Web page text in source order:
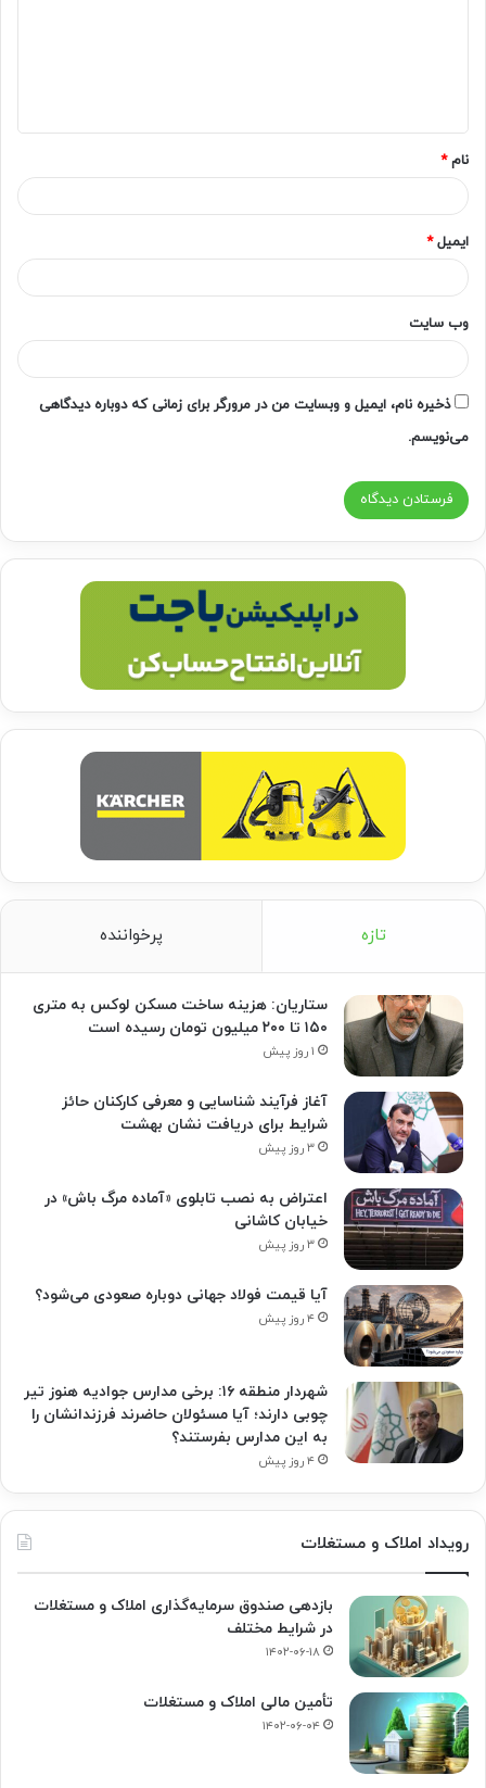
*
نام*
ایمیل*
وب‌ سایت
ذخیره نام، ایمیل و وبسایت من در مرورگر برای زمانی که دوباره دیدگاهی
می‌نویسم.
تازه پرخواننده
ستاریان: هزینه ساخت مسکن لوکس به متری
۱۵۰ تا ۲۰۰ میلیون تومان رسیده است
۱ روز پیش
آغاز فرآیند شناسایی و معرفی کارکنان حائز
شرایط برای دریافت نشان بهشت
۳ روز پیش
اعتراض به نصب تابلوی «آماده مرگ باش» در
خیابان کاشانی
۳ روز پیش
آیا قیمت فولاد جهانی دوباره صعودی می‌شود؟
۴ روز پیش
شهردار منطقه ۱۶: برخی مدارس جوادیه هنوز تیر
چوبی دارند؛ آیا مسئولان حاضرند فرزندانشان را
به این مدارس بفرستند؟
۴ روز پیش
رویداد املاک و مستغلات
بازدهی صندوق سرمایه‌گذاری املاک و مستغلات
در شرایط مختلف
۱۴۰۲-۰۶-۱۸
تأمین مالی املاک و مستغلات
۱۴۰۲-۰۶-۰۴